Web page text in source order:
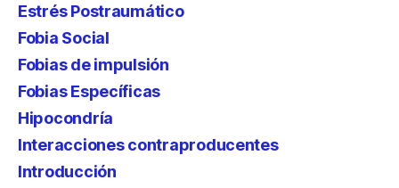
Estrés Postraumático
Fobia Social
Fobias de impulsión
Fobias Específicas
Hipocondría
Interacciones contraproducentes
Introducción